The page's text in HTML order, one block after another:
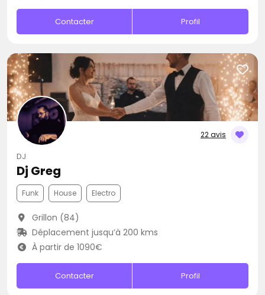
Contacter Profil
22 avis
DJ
Dj Greg
Funk House Electro
Grillon (84)
Déplacement jusqu’à 200 kms
À partir de 1090€
Contacter Profil